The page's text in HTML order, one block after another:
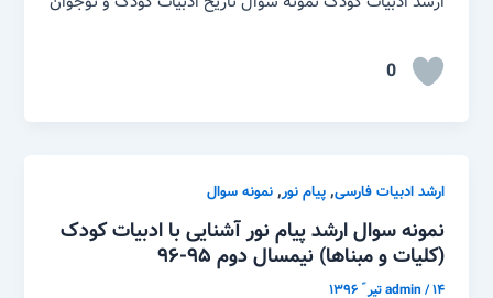
0
ارشد ادبیات فارسی,پیام نور,نمونه سوال
نمونه سوال ارشد پیام نور آشنایی با ادبیات کودک
(کلیات و مبناها) نیمسال دوم ۹۵-۹۶
admin/۱۴ تیر ّ ۱۳۹۶